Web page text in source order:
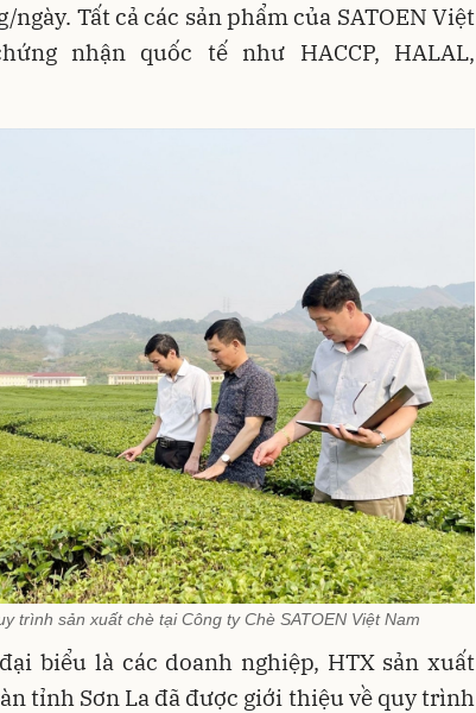
Tất cả các sản phẩm của SATOEN Việt
nhận quốc tế như HACCP, HALAL,
trình sản xuất chè tại Công ty Chè SATOEN Việt Nam
biểu là các doanh nghiệp, HTX sản xuất
tỉnh Sơn La đã được giới thiệu về quy trình